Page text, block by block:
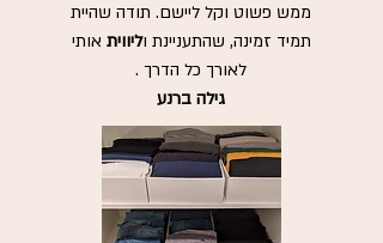
ממש פשוט וקל ליישם. תודה שהיית
תמיד זמינה, שהתעניינת וליווית אותי
לאורך כל הדרך .
גילה ברנע